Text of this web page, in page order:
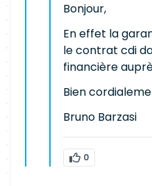
Bonjour,
En effet la
le contrat cdi
financière
Bien
Bruno Barzasi
0